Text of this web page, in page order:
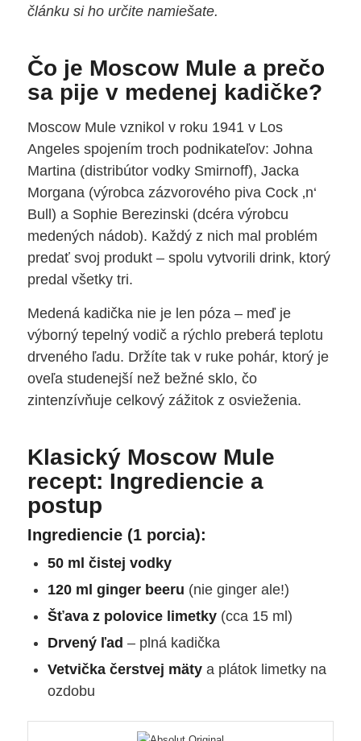
článku si ho určite namiešate.
Čo je Moscow Mule a prečo
sa pije v medenej kadičke?
Moscow Mule vznikol v roku 1941 v Los
Angeles spojením troch podnikateľov: Johna
Martina (distribútor vodky Smirnoff), Jacka
Morgana (výrobca zázvorového piva Cock ‚n‘
Bull) a Sophie Berezinski (dcéra výrobcu
medených nádob). Každý z nich mal problém
predať svoj produkt – spolu vytvorili drink, ktorý
predal všetky tri.
Medená kadička nie je len póza – meď je
výborný tepelný vodič a rýchlo preberá teplotu
drveného ľadu. Držíte tak v ruke pohár, ktorý je
oveľa studenejší než bežné sklo, čo
zintenzívňuje celkový zážitok z osvieženia.
Klasický Moscow Mule
recept: Ingrediencie a
postup
Ingrediencie (1 porcia):
50 ml čistej vodky
120 ml ginger beeru (nie ginger ale!)
Šťava z polovice limetky(cca 15 ml)
Drvený ľad – plná kadička
Vetvička čerstvej mätya plátok limetky na
ozdobu